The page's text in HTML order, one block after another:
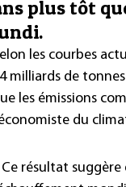
plus tôt
les courbes
milliards de
les émissions
du
Ce résultat